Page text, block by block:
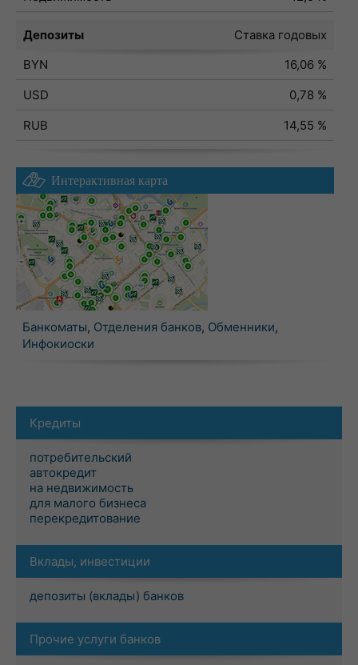
Депозиты
Ставка годовых
BYN
16,06 %
USD
0,78 %
RUB
14,55 %
Интерактивная карта
Банкоматы, Отделения банков, Обменники,
Инфокиоски
Кредиты
потребительский
автокредит
на недвижимость
для малого бизнеса
перекредитование
Вклады, инвестиции
депозиты (вклады) банков
Прочие услуги банков